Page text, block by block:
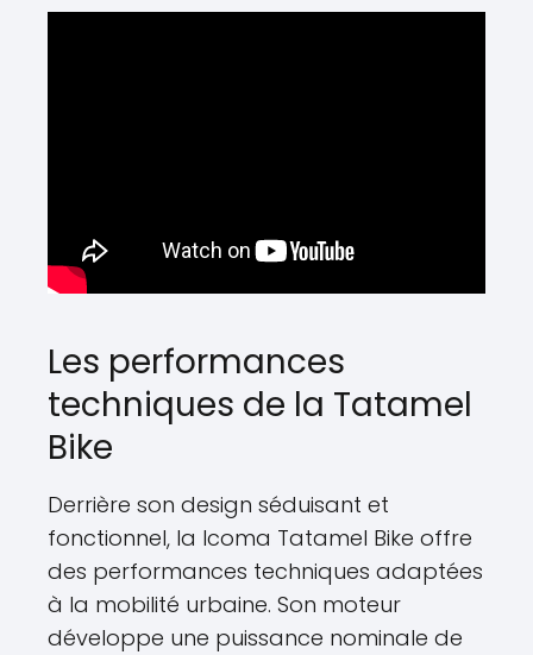
Les performances
techniques de la Tatamel
Bike
Derrière son design séduisant et
fonctionnel, la Icoma Tatamel Bike offre
des performances techniques adaptées
à la mobilité urbaine. Son moteur
développe une puissance nominale de